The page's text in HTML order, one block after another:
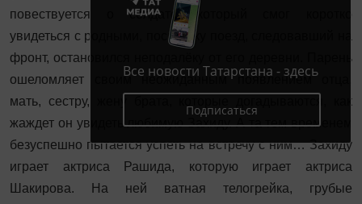
повествуется о солдате, который смог коротко
увидеться с родными, поскольку поезд, следовавший на
фронт, остановился неподалёку от его деревни. Парень
ошеломляет своим неожиданным появлением отца,
мать, сестру, жену брата, которые догадываются, как
жаждет он увидеть любимую Захиду. А та тем временем
безуспешно пытается успеть на встречу с ним… Захиду
играет актриса Рашида, которую играет актриса
Шакирова. На ней ватная телогрейка, грубые
Все новости Татарстана - здесь
Подписаться